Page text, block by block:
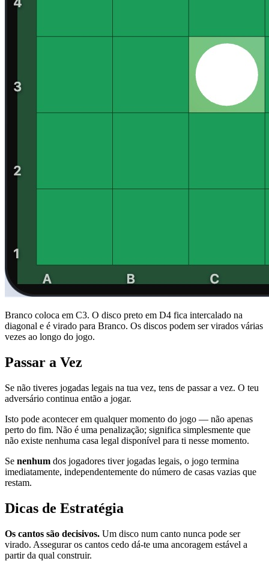
Branco coloca em C3. O disco preto em D4 fica intercalado na
diagonal e é virado para Branco. Os discos podem ser virados várias
vezes ao longo do jogo.
Passar a Vez
Se não tiveres jogadas legais na tua vez, tens de passar a vez. O teu
adversário continua então a jogar.
Isto pode acontecer em qualquer momento do jogo — não apenas
perto do fim. Não é uma penalização; significa simplesmente que
não existe nenhuma casa legal disponível para ti nesse momento.
Se nenhum dos jogadores tiver jogadas legais, o jogo termina
imediatamente, independentemente do número de casas vazias que
restam.
Dicas de Estratégia
Os cantos são decisivos. Um disco num canto nunca pode ser
virado. Assegurar os cantos cedo dá-te uma ancoragem estável a
partir da qual construir.